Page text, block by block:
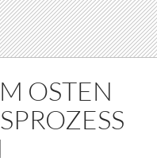
OSTEN